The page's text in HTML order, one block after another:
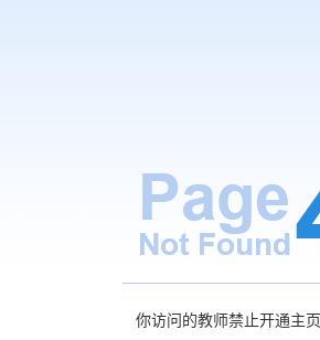
你访问的教师禁止开通主页